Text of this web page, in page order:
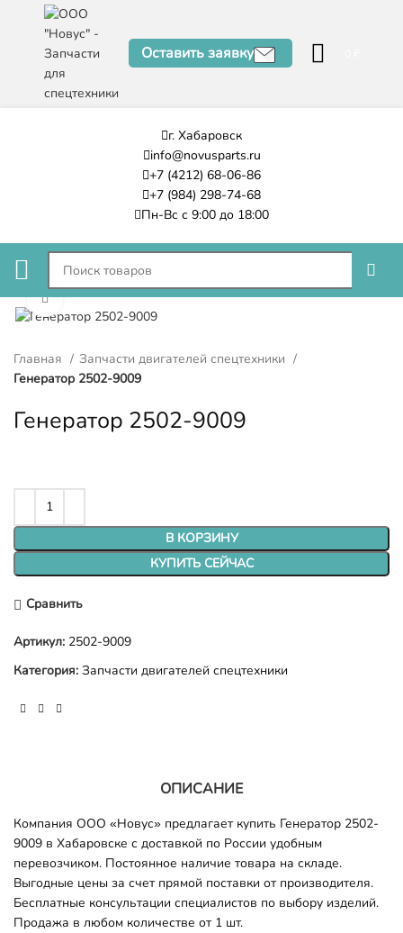
Оставить заявку
г. Хабаровск
info@novusparts.ru
+7 (4212) 68-06-86
+7 (984) 298-74-68
Пн-Вс с 9:00 до 18:00
Нажмите, чтобы увеличить
Главная
Запчасти двигателей спецтехники
Генератор 2502-9009
Генератор 2502-9009
В КОРЗИНУ
КУПИТЬ СЕЙЧАС
Сравнить
Артикул: 2502-9009
Категория: Запчасти двигателей спецтехники
ОПИСАНИЕ
Компания ООО «Новус» предлагает купить Генератор 2502-
9009 в Хабаровске с доставкой по России удобным
перевозчиком. Постоянное наличие товара на складе.
Выгодные цены за счет прямой поставки от производителя.
Бесплатные консультации специалистов по выбору изделий.
Продажа в любом количестве от 1 шт.